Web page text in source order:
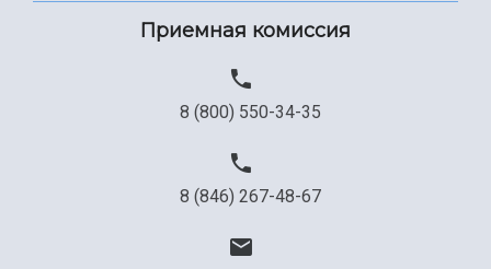
Приемная комиссия
8 (800) 550-34-35
8 (846) 267-48-67